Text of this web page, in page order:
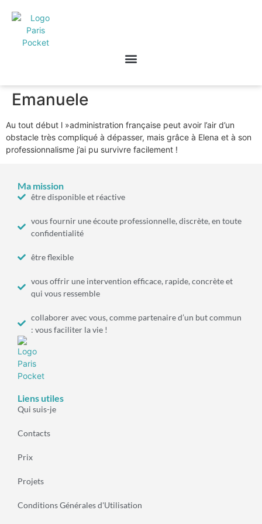
Emanuele
Au tout début l »administration française peut avoir l’air d’un
obstacle très compliqué à dépasser, mais grâce à Elena et à son
professionnalisme j’ai pu survivre facilement !
Ma mission
être disponible et réactive
vous fournir une écoute professionnelle, discrète, en toute
confidentialité
être flexible
vous offrir une intervention efficace, rapide, concrète et
qui vous ressemble
collaborer avec vous, comme partenaire d’un but commun
: vous faciliter la vie !
Liens utiles
Qui suis-je
Contacts
Prix
Projets
Conditions Générales d'Utilisation